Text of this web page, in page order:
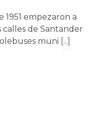
1951 empezaron a
de Santander
muni [...]